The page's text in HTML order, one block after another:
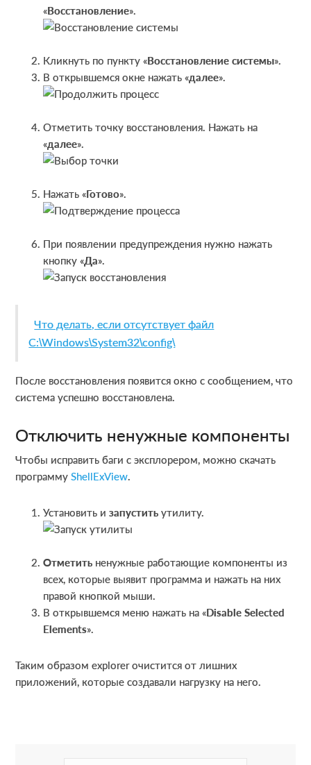
«Восстановление».
Кликнуть по пункту «Восстановление системы».
В открывшемся окне нажать «далее».
Отметить точку восстановления. Нажать на
«далее».
Нажать «Готово».
При появлении предупреждения нужно нажать
кнопку «Да».
Что делать, если отсутствует файл
C:\Windows\System32\config\
После восстановления появится окно с сообщением, что
система успешно восстановлена.
Отключить ненужные компоненты
Чтобы исправить баги с эксплорером, можно скачать
программуShellExView.
Установить изапуститьутилиту.
Отметить ненужные работающие компоненты из
всех, которые выявит программа и нажать на них
правой кнопкой мыши.
В открывшемся меню нажать на «Disable Selected
Elements».
Таким образом explorer очистится от лишних
приложений, которые создавали нагрузку на него.